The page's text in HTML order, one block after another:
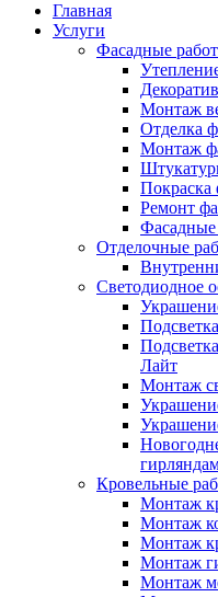
Главная
Услуги
Фасадные
Монтаж
Отделка
Монтаж
Покраска
Ремонт
Отделочные
Светодиодное
Лайт
Монтаж
Кровельные
Монтаж
Монтаж
Монтаж
Монтаж
Монтаж